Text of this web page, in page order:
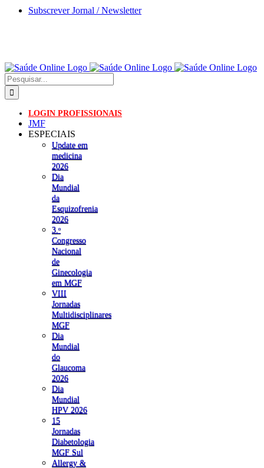
Skip
Subscrever Jornal / Newsletter
Pesquisar
LOGIN PROFISSIONAIS
JMF
ESPECIAIS
Update em
medicina
2026
Dia
Mundial
da
Esquizofrenia
2026
3.ᵒ
Congresso
Nacional
de
Ginecologia
em MGF
VIII
Jornadas
Multidisciplinares
MGF
Dia
Mundial
do
Glaucoma
2026
Dia
Mundial
HPV 2026
15
Jornadas
Diabetologia
MGF Sul
Allergy &